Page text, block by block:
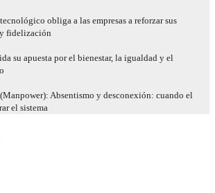
obliga a las empresas a reforzar sus
fidelización
su apuesta por el bienestar, la igualdad y el
Absentismo y desconexión: cuando el
el sistema